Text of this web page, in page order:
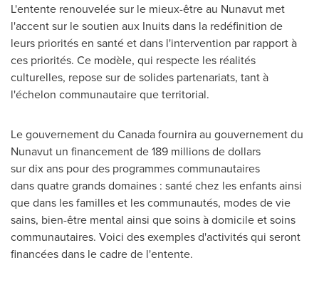
L'entente renouvelée sur le mieux-être au Nunavut met
l'accent sur le soutien aux Inuits dans la redéfinition de
leurs priorités en santé et dans l'intervention par rapport à
ces priorités. Ce modèle, qui respecte les réalités
culturelles, repose sur de solides partenariats, tant à
l'échelon communautaire que territorial.
Le gouvernement du Canadafournira au gouvernement du
Nunavut un financement de 189 millions de dollars
sur dix ans pour des programmes communautaires
dans quatre grands domaines : santé chez les enfants ainsi
que dans les familles et les communautés, modes de vie
sains, bien-être mental ainsi que soins à domicile et soins
communautaires. Voici des exemples d'activités qui seront
financées dans le cadre de l'entente.